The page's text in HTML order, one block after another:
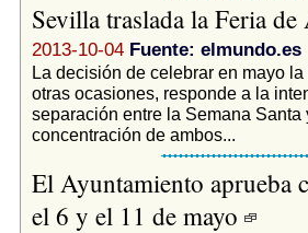
Sevilla traslada la Feria
2013-10-04 Fuente: elmundo.es
La decisión de celebrar en mayo
otras ocasiones, responde a la
separación entre la Semana
concentración de ambos...
El Ayuntamiento aprueba
el 6 y el 11 de mayo